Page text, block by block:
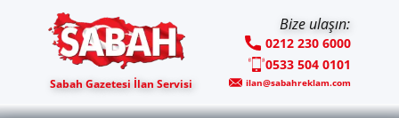
Bize ulaşın:
0212 230 6000
0533 504 0101
Sabah Gazetesi İlan Servisi ilan@sabahreklam.com